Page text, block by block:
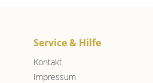
Service & Hilfe
Kontakt
Impressum